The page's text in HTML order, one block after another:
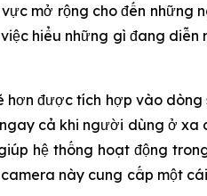
mở rộng cho đến những
hiểu những gì đang diễn
được tích hợp vào dòng
cả khi người dùng ở xa
hệ thống hoạt động
này cung cấp một